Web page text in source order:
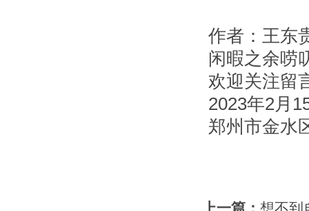
作者：王东
闲暇之余唠
欢迎关注留
2023年2月
郑州市金水